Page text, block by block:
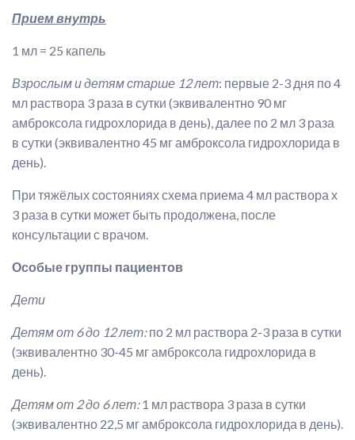
Прием внутрь
1 мл = 25 капель
Взрослым и детям старше 12 лет: первые 2-3 дня по 4
мл раствора 3 раза в сутки (эквивалентно 90 мг
амброксола гидрохлорида в день), далее по 2 мл 3 раза
в сутки (эквивалентно 45 мг амброксола гидрохлорида в
день).
При тяжёлых состояниях схема приема 4 мл раствора х
3 раза в сутки может быть продолжена, после
консультации с врачом.
Особые группы пациентов
Дети
Детям от 6 до 12 лет: по 2 мл раствора 2-3 раза в сутки
(эквивалентно 30-45 мг амброксола гидрохлорида в
день).
Детям от 2 до 6 лет: 1 мл раствора 3 раза в сутки
(эквивалентно 22,5 мг амброксола гидрохлорида в день).